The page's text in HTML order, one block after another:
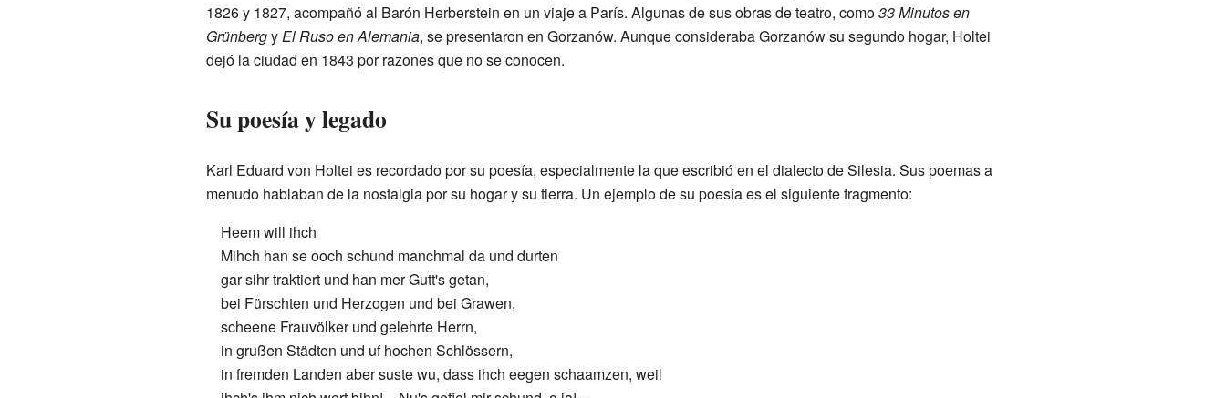
1826 y 1827, acompañó al Barón Herberstein en un viaje a París. Algunas de sus obras de teatro, como33 Minutos en
GrünbergyEl Ruso en Alemania, se presentaron en Gorzanów. Aunque consideraba Gorzanów su segundo hogar, Holtei
dejó la ciudad en 1843 por razones que no se conocen.
Su poesía y legado
Karl Eduard von Holtei es recordado por su poesía, especialmente la que escribió en el dialecto de Silesia. Sus poemas a
menudo hablaban de la nostalgia por su hogar y su tierra. Un ejemplo de su poesía es el siguiente fragmento:
Heem will ihch
Mihch han se ooch schund manchmal da und durten
gar sihr traktiert und han mer Gutt's getan,
bei Fürschten und Herzogen und bei Grawen,
scheene Frauvölker und gelehrte Herrn,
in grußen Städten und uf hochen Schlössern,
in fremden Landen aber suste wu, dass ihch eegen schaamzen, weil